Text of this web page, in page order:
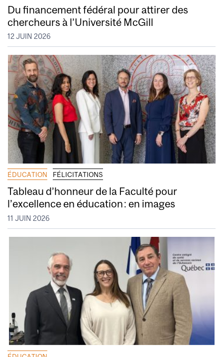
Du financement fédéral pour attirer des
chercheurs à l’Université McGill
12 JUIN 2026
ÉDUCATION FÉLICITATIONS
Tableau d’honneur de la Faculté pour
l’excellence en éducation : en images
11 JUIN 2026